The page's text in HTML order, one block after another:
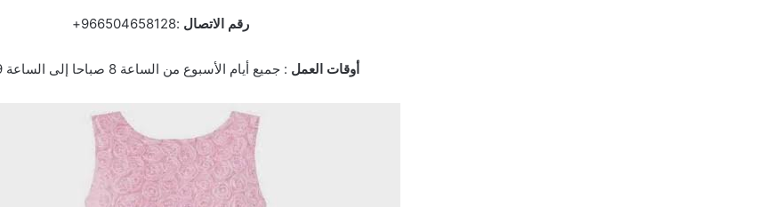
رقم الاتصال :966504658128+
أوقات العمل : جميع أيام الأسبوع من الساعة 8 صباحا إلى الساعة 9مساء.